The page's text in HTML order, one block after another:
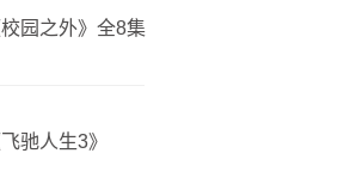
园之外》全8集
驰人生3》